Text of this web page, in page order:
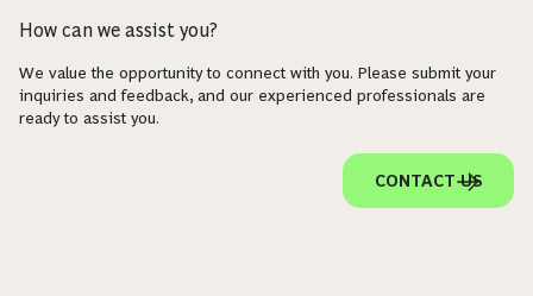
How can we assist you?
We value the opportunity to connect with you. Please submit your
inquiries and feedback, and our experienced professionals are
ready to assist you.
CONTACT US